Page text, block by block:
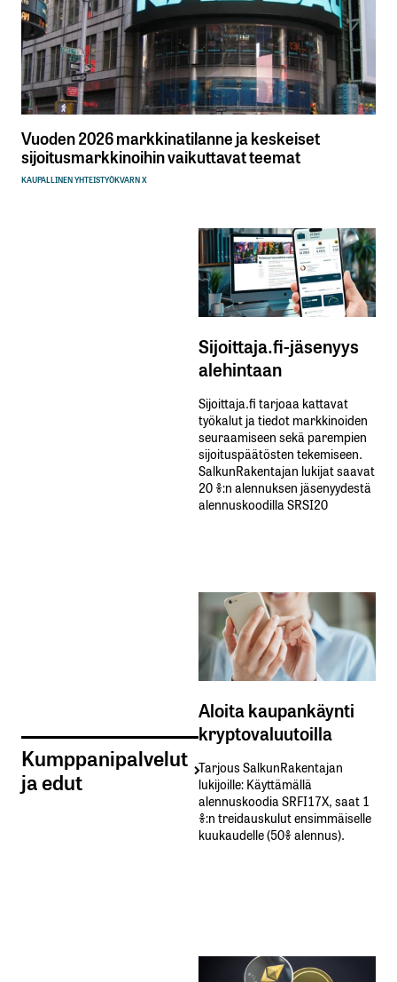
Vuoden 2026 markkinatilanne ja keskeiset
sijoitusmarkkinoihin vaikuttavat teemat
KAUPALLINEN YHTEISTYÖKVARN X
Kumppanipalvelut
ja edut
Sijoittaja.fi-jäsenyys
alehintaan
Sijoittaja.fi tarjoaa kattavat
työkalut ja tiedot markkinoiden
seuraamiseen sekä parempien
sijoituspäätösten tekemiseen.
SalkunRakentajan lukijat saavat
20 %:n alennuksen jäsenyydestä
alennuskoodilla SRSI20
Aloita kaupankäynti
kryptovaluutoilla
Tarjous SalkunRakentajan
lukijoille: Käyttämällä​ ​
alennuskoodia​ ​SRFI17X,​ ​saat​ ​1
%:n treidauskulut​ ​ensimmäiselle​ ​
kuukaudelle​ ​(50%​ ​alennus).